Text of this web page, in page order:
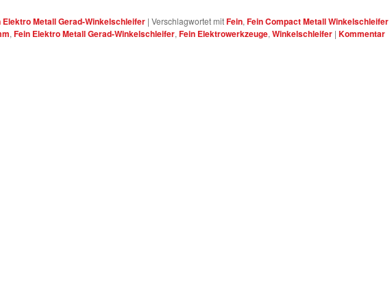
Elektro Metall Gerad-Winkelschleifer | Verschlagwortet mitFein, Fein Compact Metall Winkelschleifer
, Fein Elektro Metall Gerad-Winkelschleifer, Fein Elektrowerkzeuge, Winkelschleifer | Kommentar